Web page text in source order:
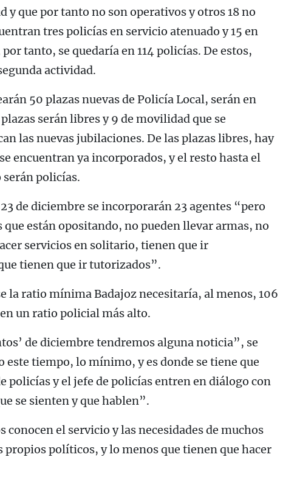
y que por tanto no son operativos y otros 18 no
tres policías en servicio atenuado y 15 en
tanto, se quedaría en 114 policías. De estos,
actividad.
50 plazas nuevas de Policía Local, serán en
serán libres y 9 de movilidad que se
las nuevas jubilaciones. De las plazas libres, hay
encuentran ya incorporados, y el resto hasta el
policías.
de diciembre se incorporarán 23 agentes “pero
que están opositando, no pueden llevar armas, no
servicios en solitario, tienen que ir
tienen que ir tutorizados”.
la ratio mínima Badajoz necesitaría, al menos, 106
un ratio policial más alto.
de diciembre tendremos alguna noticia”, se
este tiempo, lo mínimo, y es donde se tiene que
policías y el jefe de policías entren en diálogo con
se sienten y que hablen”.
conocen el servicio y las necesidades de muchos
propios políticos, y lo menos que tienen que hacer